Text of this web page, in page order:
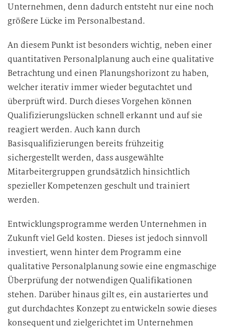
Unternehmen, denn dadurch entsteht nur eine noch
größere Lücke im Personalbestand.
An diesem Punkt ist besonders wichtig, neben einer
quantitativen Personalplanung auch eine qualitative
Betrachtung und einen Planungshorizont zu haben,
welcher iterativ immer wieder begutachtet und
überprüft wird. Durch dieses Vorgehen können
Qualifizierungslücken schnell erkannt und auf sie
reagiert werden. Auch kann durch
Basisqualifizierungen bereits frühzeitig
sichergestellt werden, dass ausgewählte
Mitarbeitergruppen grundsätzlich hinsichtlich
spezieller Kompetenzen geschult und trainiert
werden.
Entwicklungsprogramme werden Unternehmen in
Zukunft viel Geld kosten. Dieses ist jedoch sinnvoll
investiert, wenn hinter dem Programm eine
qualitative Personalplanung sowie eine engmaschige
Überprüfung der notwendigen Qualifikationen
stehen. Darüber hinaus gilt es, ein austariertes und
gut durchdachtes Konzept zu entwickeln sowie dieses
konsequent und zielgerichtet im Unternehmen